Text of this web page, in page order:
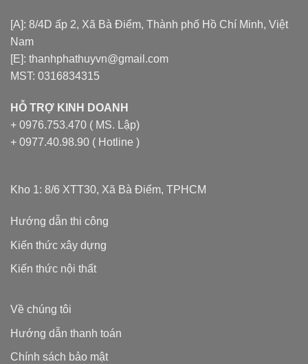
[A]: 8/4D ấp 2, Xã Bà Điểm, Thành phố Hồ Chí Minh, Việt
Nam
[E]: thanhphathuyvn@gmail.com
MST: 0316834315
HỖ TRỢ KINH DOANH
+ 0976.753.470 ( MS. Lập)
+ 0977.40.98.90 ( Hotline )
Kho 1: 8/6 XTT30, Xã Bà Điểm, TPHCM
Hướng dẫn thi công
Kiến thức xây dựng
Kiến thức nội thất
Về chúng tôi
Hướng dẫn thanh toán
Chính sách bảo mật